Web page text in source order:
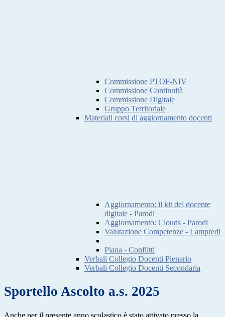
Commissione PTOF-NIV
Commissione Continuità
Commissione Digitale
Gruppo Territoriale
Materiali corsi di aggiornamento docenti
Aggiornamento: il kit del docente
digitale - Parodi
Aggiornamento: Clouds - Parodi
Valutazione Competenze - Lampredi
Piana - Conflitti
Verbali Collegio Docenti Plenario
Verbali Collegio Docenti Secondaria
Sportello Ascolto a.s. 2025
Anche per il presente anno scolastico è stato attivato presso la